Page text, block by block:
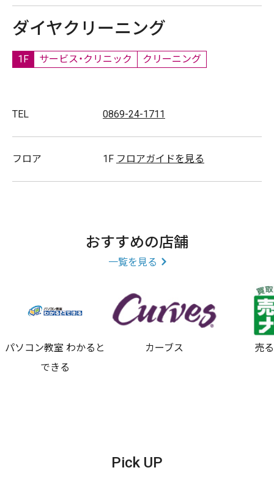
ダイヤクリーニング
1F サービス・クリニック クリーニング
TEL 0869-24-1711
フロア 1F フロアガイドを見る
おすすめの店舗
一覧を見る
パソコン教室 わかると
できる
カーブス 売
Pick UP